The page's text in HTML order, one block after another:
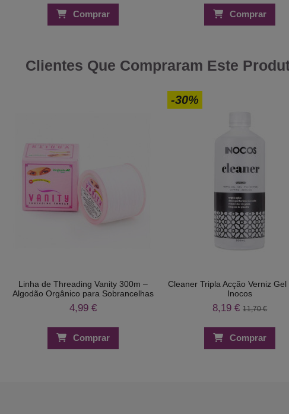
Comprar Comprar
Clientes Que Compraram Este
Linha de Threading Vanity 300m –
Algodão Orgânico para Sobrancelhas
4,99 €
Comprar
-30%
Cleaner Tripla Acção Verniz Gel
Inocos
8,19 €11,70 €
Comprar